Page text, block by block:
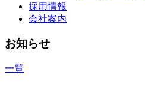
採用情報
会社案内
お知らせ
一覧